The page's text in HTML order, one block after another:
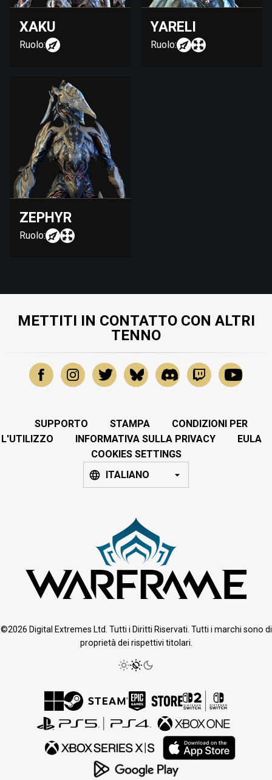
XAKU
Ruolo:
YARELI
Ruolo:
ZEPHYR
Ruolo:
METTITI IN CONTATTO CON ALTRI
TENNO
SUPPORTO STAMPA
CONDIZIONI PER
L'UTILIZZO
INFORMATIVA SULLA PRIVACY
EULA
COOKIES SETTINGS
ITALIANO
©2026 Digital Extremes Ltd. Tutti i Diritti Riservati. Tutti i marchi sono di
proprietà dei rispettivi titolari.